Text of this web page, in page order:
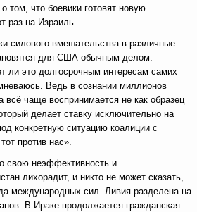
том, что боевики готовят новую
раз на Израиль.
силового вмешательства в различные
для США обычным делом.
ли это долгосрочным интересам самих
Ведь в сознании миллионов
чаще воспринимается не как образец
делает ставку исключительно на
конкретную ситуацию коалиции с
против нас».
свою неэффективность и
лихорадит, и никто не может сказать,
международных сил. Ливия разделена на
В Ираке продолжается гражданская